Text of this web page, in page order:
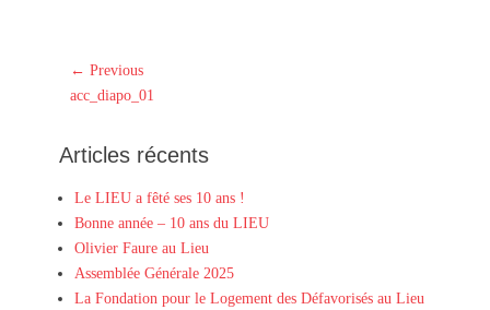
Navigation
de
← Previous
Previous
acc_diapo_01
Articles récents
Le LIEU a fêté ses 10 ans !
Bonne année – 10 ans du LIEU
Olivier Faure au Lieu
Assemblée Générale 2025
La Fondation pour le Logement des Défavorisés au Lieu